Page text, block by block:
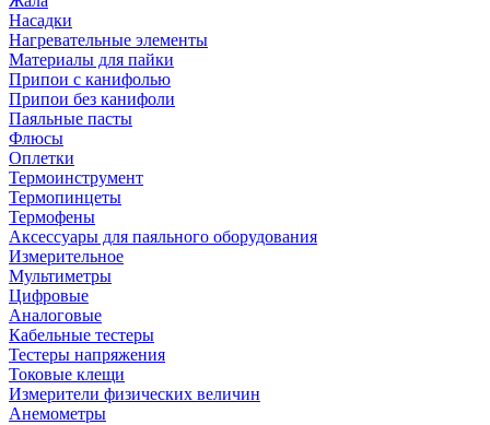
Насадки
Нагревательные элементы
Материалы для пайки
Припои с канифолью
Припои без канифоли
Паяльные пасты
Флюсы
Оплетки
Термоинструмент
Термопинцеты
Термофены
Аксессуары для паяльного оборудования
Измерительное
Мультиметры
Цифровые
Аналоговые
Кабельные тестеры
Тестеры напряжения
Токовые клещи
Измерители физических величин
Анемометры